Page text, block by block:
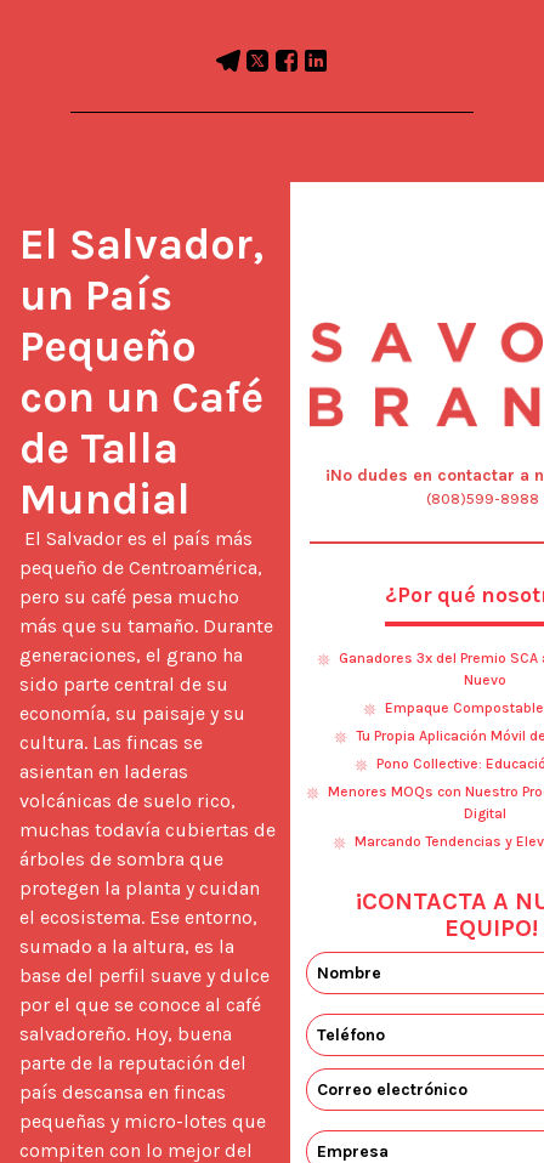
El Salvador,
un País
Pequeño
con un Café
de Talla
Mundial
pequeño de Centroamérica,
pero su café pesa mucho
más que su tamaño. Durante
generaciones, el grano ha
sido parte central de su
economía, su paisaje y su
cultura. Las fincas se
asientan en laderas
volcánicas de suelo rico,
muchas todavía cubiertas de
árboles de sombra que
protegen la planta y cuidan
el ecosistema. Ese entorno,
sumado a la altura, es la
base del perfil suave y dulce
por el que se conoce al café
salvadoreño. Hoy, buena
parte de la reputación del
país descansa en fincas
pequeñas y micro-lotes que
compiten con lo mejor del
¡No dudes en contactar a
(808)599-8988
¿Por qué
Ganadores 3x del Premio SCA
Nuevo
Empaque
Tu Propia Aplicación Móvil
Pono Collective:
Menores MOQs con Nuestro
Digital
Marcando Tendencias y
¡CONTACTA A
EQUIPO!